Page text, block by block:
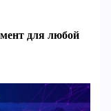
для любой